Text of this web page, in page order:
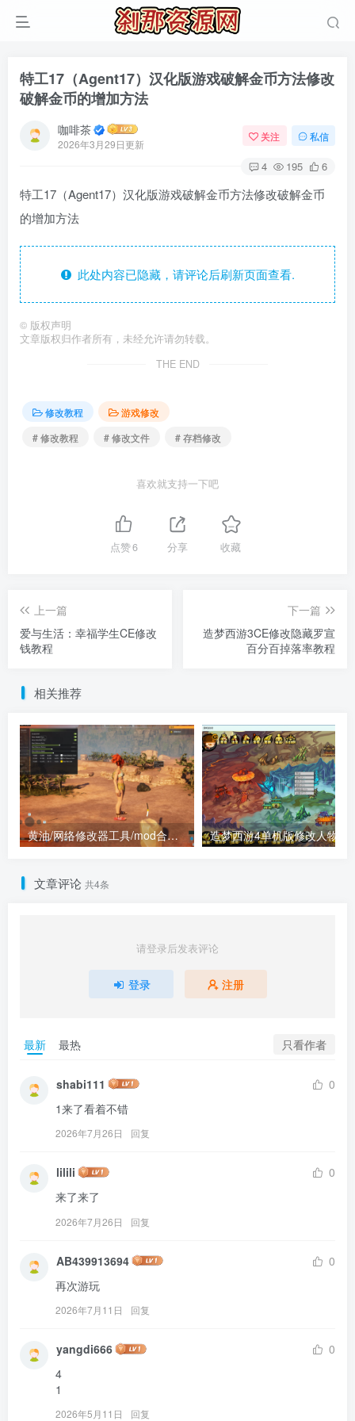
特工17（Agent17）汉化版游戏破解金币方法修改
破解金币的增加方法
咖啡茶
2026年3月29日更新
关注 私信
4 195 6
特工17（Agent17）汉化版游戏破解金币方法修改破解金币
的增加方法
此处内容已隐藏，请评论后刷新页面查看.
© 版权声明
文章版权归作者所有，未经允许请勿转载。
THE END
修改教程
游戏修改
# 修改教程
# 修改文件 # 存档修改
喜欢就支持一下吧
点赞6 分享 收藏
上一篇
爱与生活：幸福学生CE修改
钱教程
下一篇
造梦西游3CE修改隐藏罗宣
百分百掉落率教程
相关推荐
黄油/网络修改器工具/mod合集（点进来查看）
文章评论 共4条
请登录后发表评论
登录 注册
最新 最热 只看作者
shabi111
0
1来了看着不错
2026年7月26日 回复
lilili
0
来了来了
2026年7月26日 回复
AB439913694
0
再次游玩
2026年7月11日 回复
yangdi666
0
4
1
2026年5月11日 回复